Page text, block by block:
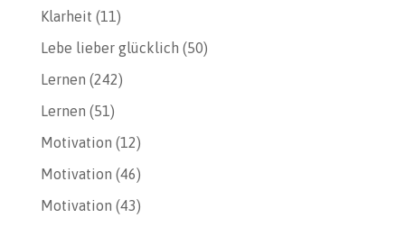
Klarheit (11)
Lebe lieber glücklich (50)
Lernen (242)
Lernen (51)
Motivation (12)
Motivation (46)
Motivation (43)